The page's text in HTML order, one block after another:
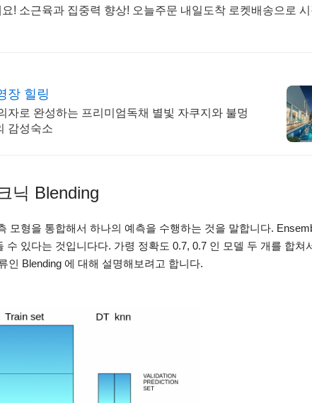
! 소근육과 집중력 향상! 오늘주문 내일도착 로켓배송으로 시
장 힐링
로 완성하는 프리미엄독채 별빛 자쿠지와 불멍
감성숙소
닉 Blending
모형을 통합해서 하나의 예측을 수행하는 것을 말합니다.
있다는 것입니다다. 가령 정확도 0.7, 0.7 인 모델 두 개를 합쳐
인 Blending 에 대해 설명해보려고 합니다.